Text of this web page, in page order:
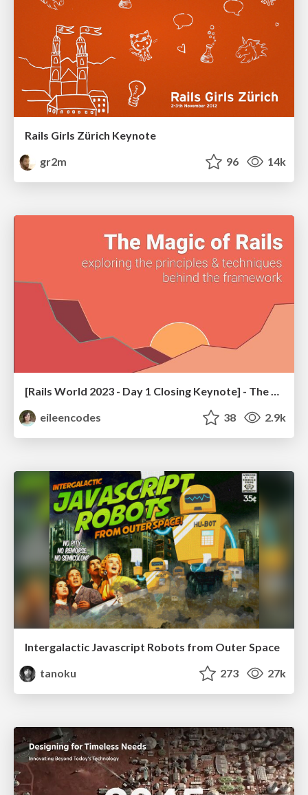
Rails Girls Zürich Keynote
gr2m
96 14k
[Rails World 2023 - Day 1 Closing Keynote] - The Magic of Rails
eileencodes
38 2.9k
Intergalactic Javascript Robots from Outer Space
tanoku
273 27k